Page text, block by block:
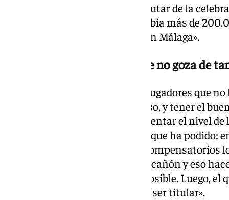
se dio todo bien y pudimos disfrutar de la
la afición. He escuchado que había más de
eso no lo he vivido nunca aquí en Málaga».
La dificultad del jugador que no goza de
El central defiende que tener a jugadores que
temporada, como ha sido su caso, y tener el
mostrado, ha ayudado a incrementar el nivel
míster lo ha recalcado cada vez que ha podido:
hacemos los entrenamientos compensatorios
minutos, estamos ahí al pie del cañón y eso
también den la mejor versión posible. Luego, el
demostrado que da la talla para ser titular».